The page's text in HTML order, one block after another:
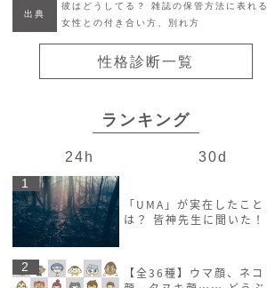
出典
彼はどうしてる？ 雑誌の保管方法に表れる
女性との付き合い方、別れ方
性格診断一覧
ランキング
24h 30d
1
「UMA」が実在したこと
は？ 皆神先生に聞いた！
2
【全36種】ウマ顔、ネコ